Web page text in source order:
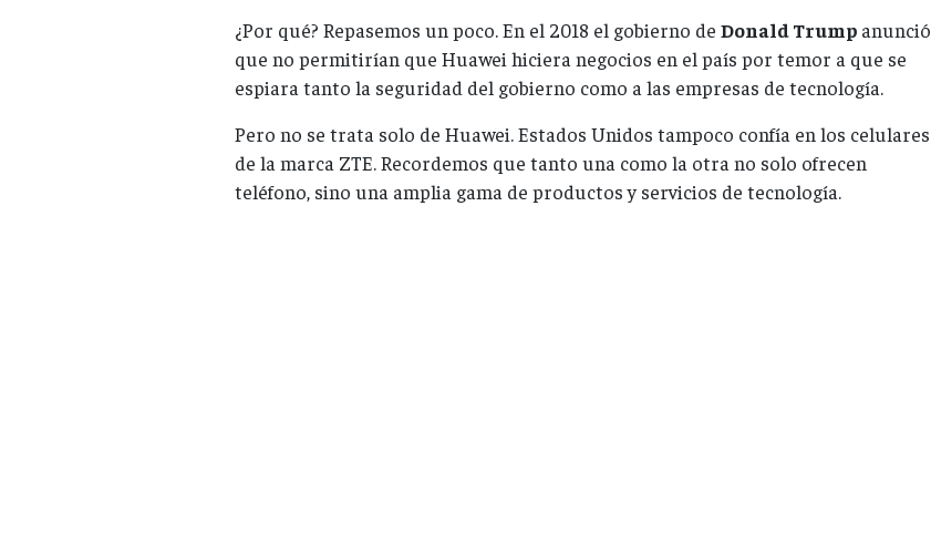
¿Por qué? Repasemos un poco. En el 2018 el gobierno de Donald Trump anunció
que no permitirían que Huawei hiciera negocios en el país por temor a que se
espiara tanto la seguridad del gobierno como a las empresas de tecnología.
Pero no se trata solo de Huawei. Estados Unidos tampoco confía en los celulares
de la marca ZTE. Recordemos que tanto una como la otra no solo ofrecen
teléfono, sino una amplia gama de productos y servicios de tecnología.